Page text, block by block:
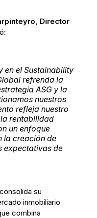
Director
en el Sustainability
refrenda la
ASG y la
nuestros
refleja nuestro
rentabilidad
un enfoque
la creación de
expectativas de
su
inmobiliario
combina